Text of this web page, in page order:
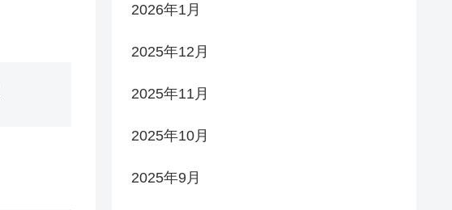
2026年1月
2025年12月
2025年11月
2025年10月
2025年9月